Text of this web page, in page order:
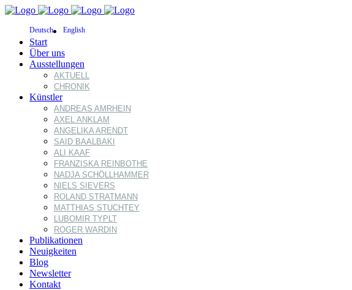
Deutsch English
Start
Über uns
Ausstellungen
AKTUELL
CHRONIK
Künstler
ANDREAS AMRHEIN
AXEL ANKLAM
ANGELIKA ARENDT
SAID BAALBAKI
ALI KAAF
FRANZISKA REINBOTHE
NADJA SCHÖLLHAMMER
NIELS SIEVERS
ROLAND STRATMANN
MATTHIAS STUCHTEY
LUBOMIR TYPLT
ROGER WARDIN
Publikationen
Neuigkeiten
Blog
Newsletter
Kontakt